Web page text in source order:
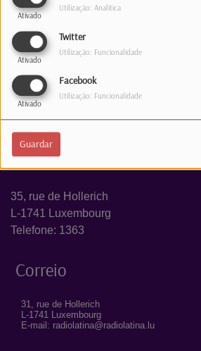
Ativado
Utilização: Analítica
Twitter
Ativado
Utilização: Funcionalidade
Facebook
Ativado
Utilização: Funcionalidade
Guardar
Estúdio
35, rue de Hollerich
L-1741 Luxembourg
Telefone: 1363
Correio
31, rue de Hollerich
L-1741 Luxembourg
E-mail: radiolatina@radiolatina.lu